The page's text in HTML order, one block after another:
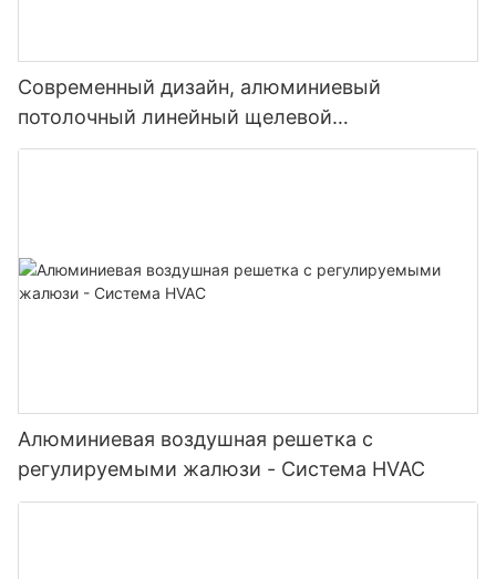
Современный дизайн, алюминиевый
потолочный линейный щелевой
воздухораспределитель, изготовленный из
Алюминиевая воздушная решетка с
регулируемыми жалюзи - Система HVAC